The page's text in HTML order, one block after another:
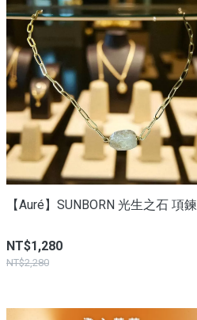
【Auré】SUNBORN 光生之石 項鍊
NT$1,280
NT$2,280